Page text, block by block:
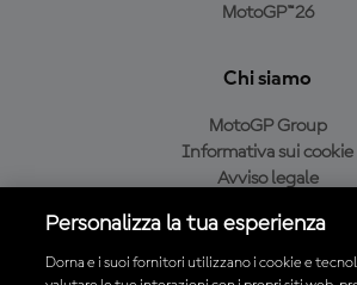
MotoGP™26
Chi siamo
MotoGP Group
Informativa sui cookie
Avviso legale
Condizioni di acquisto
Personalizza la tua esperienza
Dorna e i suoi fornitori utilizzano i cookie e